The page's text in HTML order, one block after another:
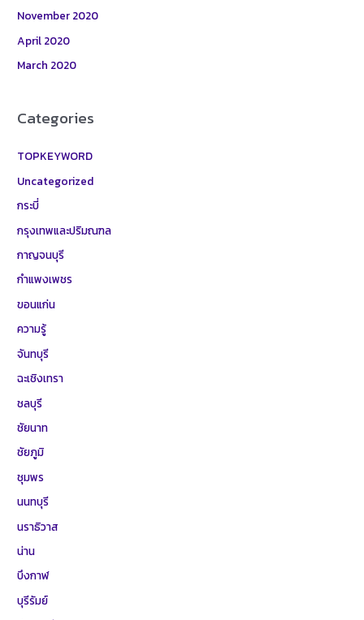
November 2020
April 2020
March 2020
Categories
TOPKEYWORD
Uncategorized
กระบี่
กรุงเทพและปริมณฑล
กาญจนบุรี
กำแพงเพชร
ขอนแก่น
ความรู้
จันทบุรี
ฉะเชิงเทรา
ชลบุรี
ชัยนาท
ชัยภูมิ
ชุมพร
นนทบุรี
นราธิวาส
น่าน
บึงกาฬ
บุรีรัมย์